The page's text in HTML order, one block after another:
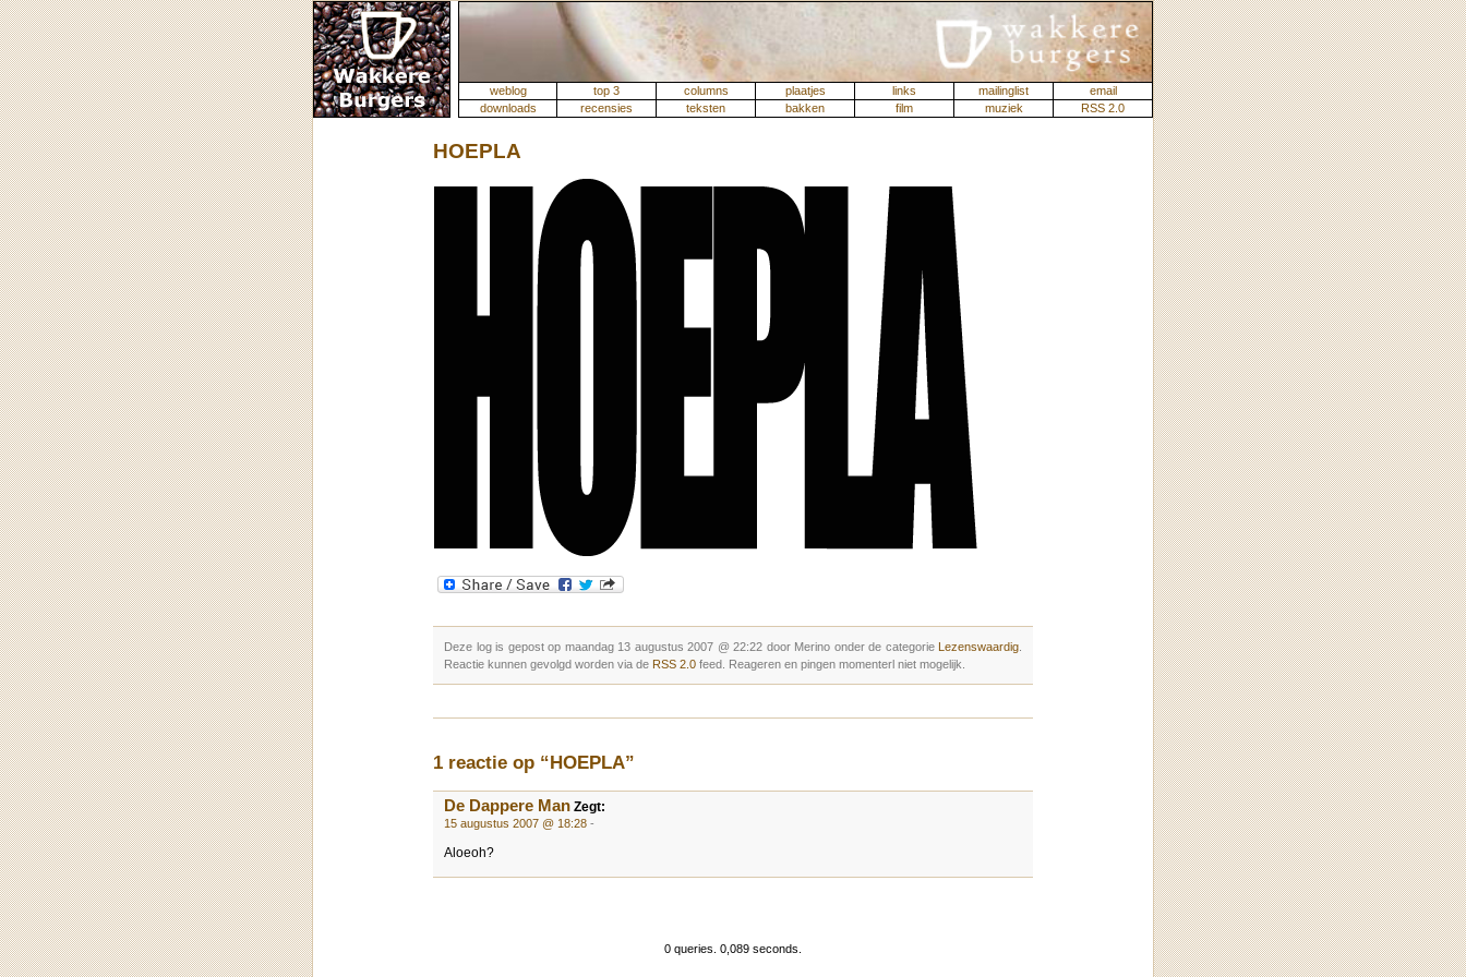
weblog top 3 columns plaatjes links mailinglist
email
downloads
recensies teksten bakken film muziek RSS 2.0
HOEPLA
Deze log is gepost op maandag 13 augustus 2007 @ 22:22 door Merino onder de categorie Lezenswaardig
Reactie kunnen gevolgd worden via de RSS 2.0 feed. Reageren en pingen momenterl niet mogelijk.
1 reactie op “HOEPLA”
De Dappere Man Zegt:
15 augustus 2007 @ 18:28 -
Aloeoh?
0 queries. 0,089 seconds.